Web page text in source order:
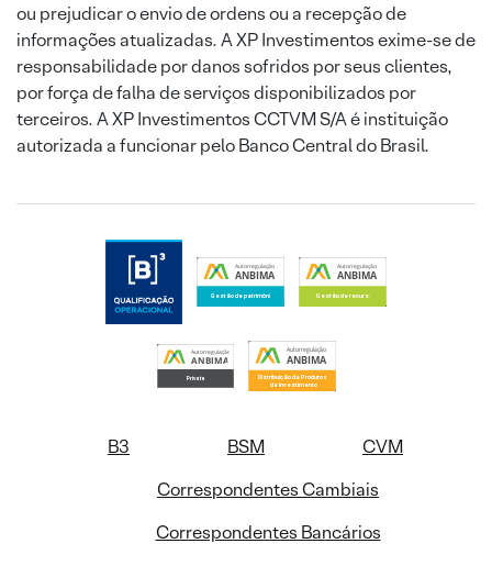
ou prejudicar o envio de ordens ou a recepção de
informações atualizadas. A XP Investimentos exime-se de
responsabilidade por danos sofridos por seus clientes,
por força de falha de serviços disponibilizados por
terceiros. A XP Investimentos CCTVM S/A é instituição
autorizada a funcionar pelo Banco Central do Brasil.
B3 BSM
CVM
Correspondentes Cambiais
Correspondentes Bancários